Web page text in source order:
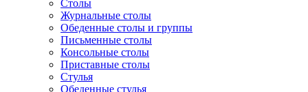
Столы
Журнальные столы
Обеденные столы и группы
Письменные столы
Консольные столы
Приставные столы
Стулья
Обеденные стулья